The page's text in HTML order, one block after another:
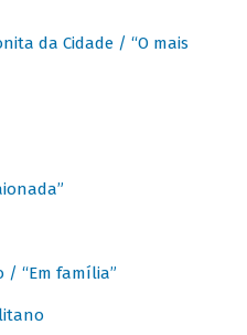
da Cidade / “O mais
/ “Em família”